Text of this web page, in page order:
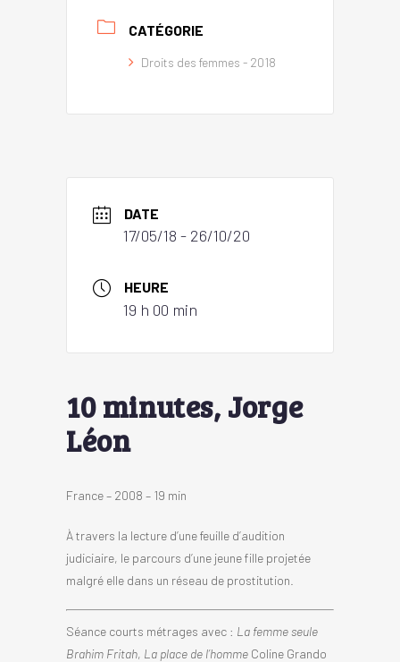
CATÉGORIE
Droits des femmes - 2018
DATE
17/05/18 - 26/10/20
HEURE
19 h 00 min
10 minutes, Jorge
Léon
France – 2008 – 19 min
À travers la lecture d’une feuille d’audition
judiciaire, le parcours d’une jeune fille projetée
malgré elle dans un réseau de prostitution.
Séance courts métrages avec : La femme seule
Brahim Fritah, La place de l’homme Coline Grando